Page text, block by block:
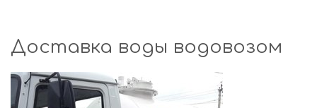
Доставка воды водовозом